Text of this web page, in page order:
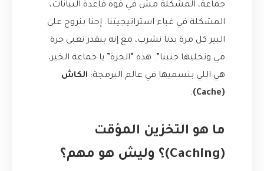
جماعة، المشكلة مش في قوة قاعدة البيانات،
المشكلة في غباء استراتيجيتنا. إحنا بنروح على
البير كل مرة بدنا نشرب، مع إنه بنقدر نعبي جرة
مي ونخليها جنبنا”. هذه “الجرة” يا جماعة الخير،
هي اللي بنسميها في عالم البرمجة: الكاش
(Cache)
.
ما هو التخزين المؤقت
(Caching)؟ وليش هو مهم؟